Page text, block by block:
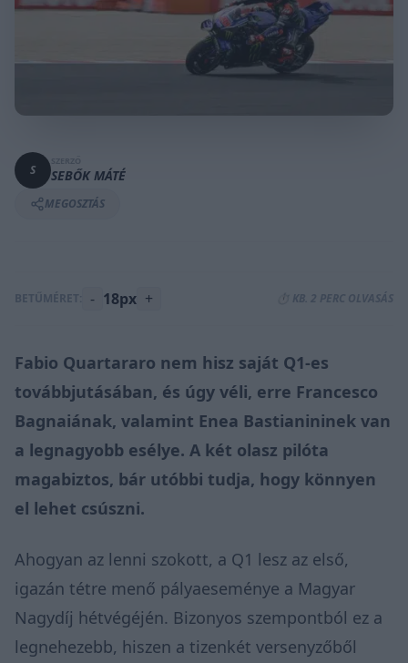
S SEBŐK MÁTÉ
MEGOSZTÁS
BETŰMÉRET: - 18px + ⏱️ KB. 2 PERC OLVASÁS
Fabio Quartararo nem hisz saját Q1-es
továbbjutásában, és úgy véli, erre Francesco
Bagnaiának, valamint Enea Bastianininek van
a legnagyobb esélye. A két olasz pilóta
magabiztos, bár utóbbi tudja, hogy könnyen
el lehet csúszni.
Ahogyan az lenni szokott, a Q1 lesz az első,
igazán tétre menő pályaeseménye a Magyar
Nagydíj hétvégéjén. Bizonyos szempontból ez a
legnehezebb, hiszen a tizenkét versenyzőből